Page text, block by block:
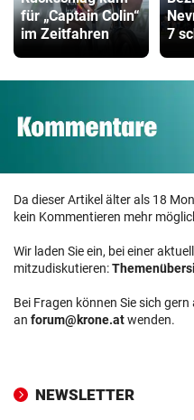
für „Captain Colin“
im Zeitfahren
7
Da dieser Artikel älter als 18
kein Kommentieren mehr
Wir laden Sie ein, bei einer
mitzudiskutieren:
Bei Fragen können Sie sich
an forum@krone.atwenden.
NEWSLETTER